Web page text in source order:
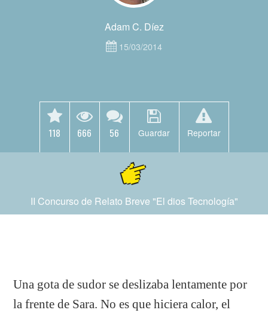
Adam C. Díez
15/03/2014
118 666 56 Guardar Reportar
II Concurso de Relato Breve "El dios Tecnología"
Una gota de sudor se deslizaba lentamente por
la frente de Sara. No es que hiciera calor, el